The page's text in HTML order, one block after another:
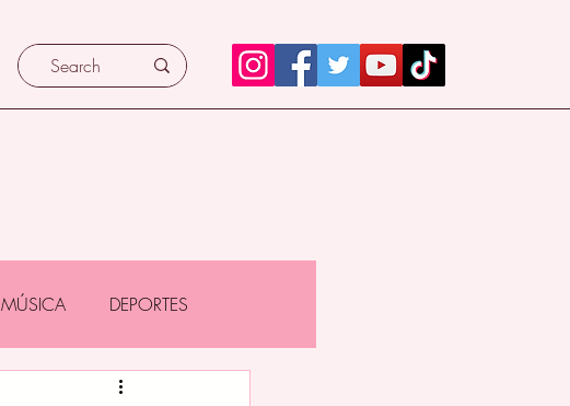
MÚSICA DEPORTES